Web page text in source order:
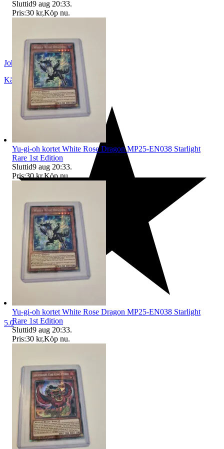
Johan665
Kävlinge,Sverige
5.0
Sluttid9 aug 20:33.
Pris:30 kr,Köp nu.
Yu-gi-oh kortet White Rose Dragon MP25-EN038 Starlight
Rare 1st Edition
Sluttid9 aug 20:33.
Pris:30 kr,Köp nu.
Yu-gi-oh kortet White Rose Dragon MP25-EN038 Starlight
Rare 1st Edition
Sluttid9 aug 20:33.
Pris:30 kr,Köp nu.